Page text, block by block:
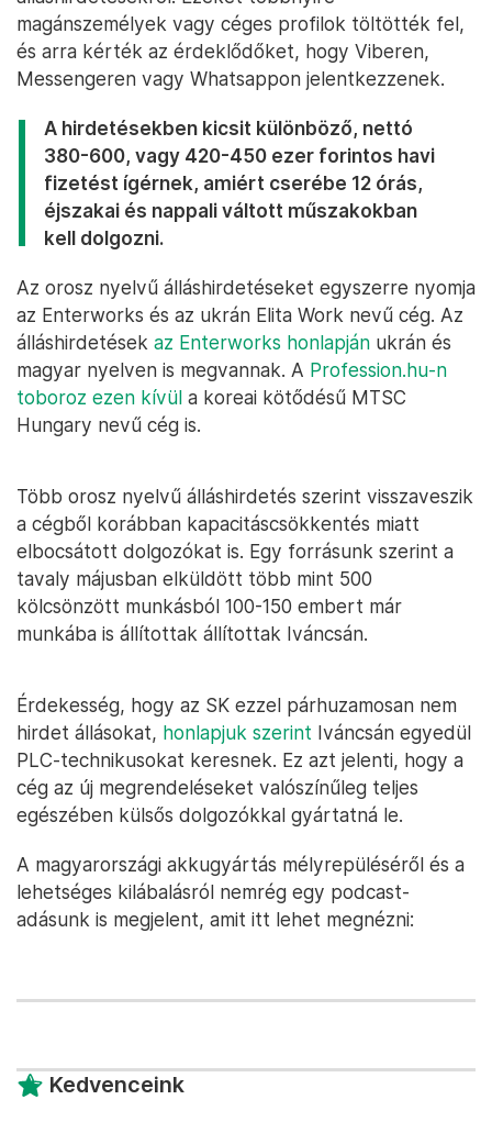
magánszemélyek vagy céges profilok töltötték fel,
és arra kérték az érdeklődőket, hogy Viberen,
Messengeren vagy Whatsappon jelentkezzenek.
A hirdetésekben kicsit különböző, nettó
380-600, vagy 420-450 ezer forintos havi
fizetést ígérnek, amiért cserébe 12 órás,
éjszakai és nappali váltott műszakokban
kell dolgozni.
Az orosz nyelvű álláshirdetéseket egyszerre nyomja
az Enterworks és az ukrán Elita Work nevű cég. Az
álláshirdetések az Enterworks honlapján ukrán és
magyar nyelven is megvannak. A Profession.hu-n
toboroz ezen kívül a koreai kötődésű MTSC
Hungary nevű cég is.
Több orosz nyelvű álláshirdetés szerint visszaveszik
a cégből korábban kapacitáscsökkentés miatt
elbocsátott dolgozókat is. Egy forrásunk szerint a
tavaly májusban elküldött több mint 500
kölcsönzött munkásból 100-150 embert már
munkába is állítottak állítottak Iváncsán.
Érdekesség, hogy az SK ezzel párhuzamosan nem
hirdet állásokat, honlapjuk szerint Iváncsán egyedül
PLC-technikusokat keresnek. Ez azt jelenti, hogy a
cég az új megrendeléseket valószínűleg teljes
egészében külsős dolgozókkal gyártatná le.
A magyarországi akkugyártás mélyrepüléséről és a
lehetséges kilábalásról nemrég egy podcast-
adásunk is megjelent, amit itt lehet megnézni:
Kedvenceink